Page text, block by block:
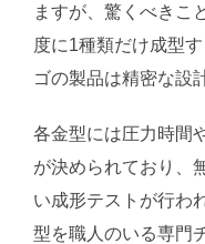
ますが、驚くべきこ
度に1種類だけ成型
ゴの製品は精密な設
各金型には圧力時間
が決められており、
い成形テストが行わ
型を職人のいる専門